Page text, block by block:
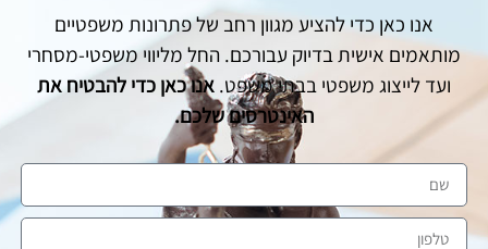
אנו כאן כדי להציע מגוון רחב של פתרונות משפטיים
מותאמים אישית בדיוק עבורכם. החל מליווי משפטי-מסחרי
ועד לייצוג משפטי בבתי משפט. אנו כאן כדי להבטיח את
האינטרסים שלכם.